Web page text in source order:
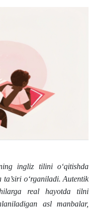
ingliz tilini o‘qitishda
o‘rganiladi. Autentik
real hayotda tilni
asl manbalar,